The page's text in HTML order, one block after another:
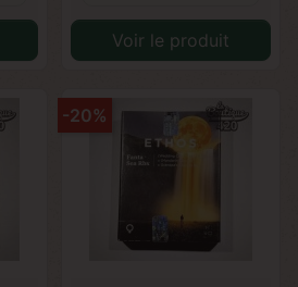
Voir le produit
-20%